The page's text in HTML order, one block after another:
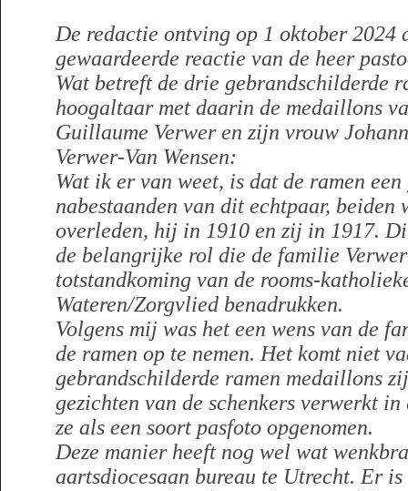
De redactie ontving op 1 oktober 2024
gewaardeerde reactie van de heer
Wat betreft de drie gebrandschilderde
hoogaltaar met daarin de medaillons
Guillaume Verwer en zijn vrouw
Verwer-Van Wensen:
Wat ik er van weet, is dat de ramen
nabestaanden van dit echtpaar, beiden
overleden, hij in 1910 en zij in 1917.
de belangrijke rol die de familie
totstandkoming van de rooms-
Wateren/Zorgvlied benadrukken.
Volgens mij was het een wens van de
de ramen op te nemen. Het komt niet
gebrandschilderde ramen medaillons
gezichten van de schenkers verwerkt
ze als een soort pasfoto opgenomen.
Deze manier heeft nog wel wat
aartsdiocesaan bureau te Utrecht. Er is